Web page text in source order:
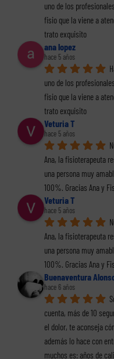
uno de los
fisio que la viene a
trato exquisito
ana lopez
hace 5 años
uno de los
fisio que la viene a
trato exquisito
Veturia T
hace 5 años
Ana, la fisioterapeuta
una persona muy
100%. Gracias Ana y
Veturia T
hace 5 años
Ana, la fisioterapeuta
una persona muy
100%. Gracias Ana y
Buenaventura
hace 6 años
cuenta, más de 10
el dolor, te aconseja
además lo hace con
muchos es: años de